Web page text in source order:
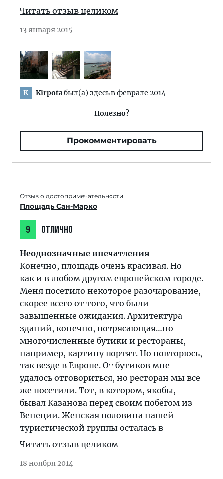
Читать отзыв целиком
13 января 2015
K Kirpotaбыл(а) здесь в феврале 2014
Полезно?
Прокомментировать
Отзыв о достопримечательности
Площадь Сан-Марко
9 ОТЛИЧНО
Неоднозначные впечатления
Конечно, площадь очень красивая. Но –
как и в любом другом европейском городе.
Меня посетило некоторое разочарование,
скорее всего от того, что были
завышенные ожидания. Архитектура
зданий, конечно, потрясающая…но
многочисленные бутики и рестораны,
например, картину портят. Но повторюсь,
так везде в Европе. От бутиков мне
удалось отговориться, но ресторан мы все
же посетили. Тот, в котором, якобы,
бывал Казанова перед своим побегом из
Венеции. Женская половина нашей
туристической группы осталась в
Читать отзыв целиком
18 ноября 2014